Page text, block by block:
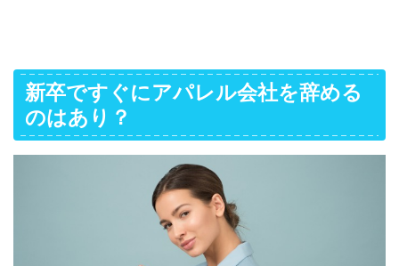
新卒ですぐにアパレル会社を辞める
のはあり？